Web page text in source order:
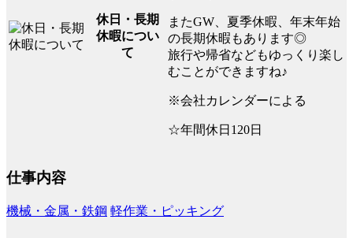
休日・長期
休暇につい
て
またGW、夏季休暇、年末年始
の長期休暇もあります◎
旅行や帰省などもゆっくり楽し
むことができますね♪
※会社カレンダーによる
☆年間休日120日
仕事内容
機械・金属・鉄鋼 軽作業・ピッキング